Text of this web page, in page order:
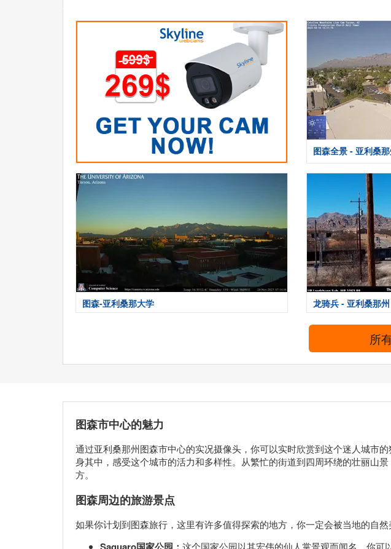
图森全景 - 亚利桑
图森-亚利桑那大学 龙骑兵 - 亚利桑那州
所
图森市中心的魅力
通过亚利桑那州图森市中心的实况摄像头，你可以实时欣赏到这个迷人城市
身其中，感受这个城市的活力和多样性。从繁忙的街道到四周环绕的壮丽山
方。
图森周边的旅游景点
如果你计划到图森旅行，这里有许多值得探索的地方，你一定会被当地的自
这个国家公园以其宏伟的仙人掌景观而闻名。你可